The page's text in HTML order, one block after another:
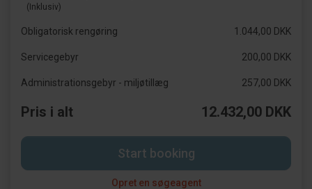
(Inklusiv)
Obligatorisk rengøring 1.044,00 DKK
Servicegebyr 200,00 DKK
Administrationsgebyr - miljøtillæg 257,00 DKK
Pris i alt 12.432,00 DKK
Start booking
Opret en søgeagent